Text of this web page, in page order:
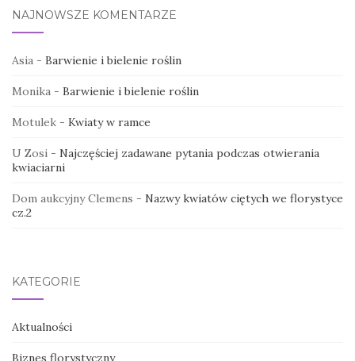
NAJNOWSZE KOMENTARZE
Asia - Barwienie i bielenie roślin
Monika - Barwienie i bielenie roślin
Motulek - Kwiaty w ramce
U Zosi - Najczęściej zadawane pytania podczas otwierania
kwiaciarni
Dom aukcyjny Clemens - Nazwy kwiatów ciętych we florystyce
cz.2
KATEGORIE
Aktualności
Biznes florystyczny